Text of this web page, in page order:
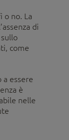
o no. La
di
come
essere
è
nelle